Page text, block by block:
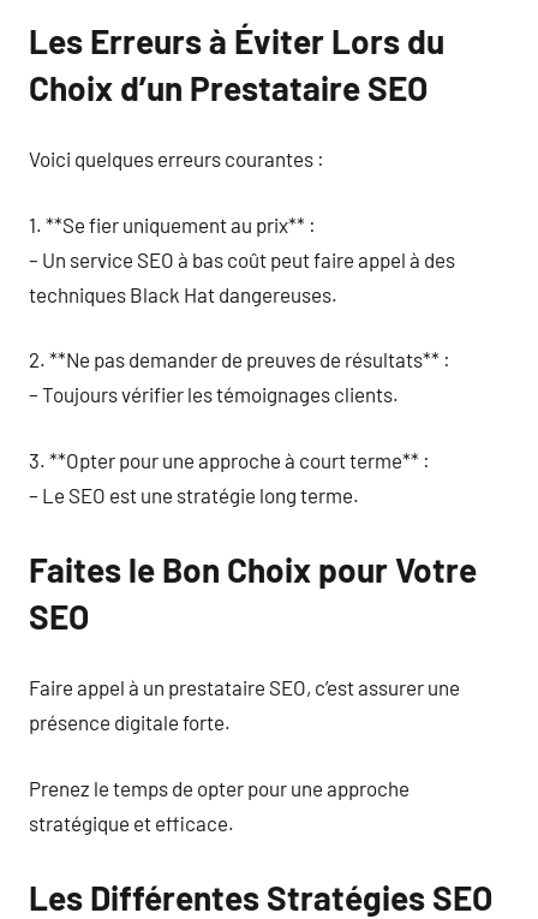
Les Erreurs à Éviter Lors du
Choix d’un Prestataire SEO
Voici quelques erreurs courantes :
1. **Se fier uniquement au prix** :
– Un service SEO à bas coût peut faire appel à des
techniques Black Hat dangereuses.
2. **Ne pas demander de preuves de résultats** :
– Toujours vérifier les témoignages clients.
3. **Opter pour une approche à court terme** :
– Le SEO est une stratégie long terme.
Faites le Bon Choix pour Votre
SEO
Faire appel à un prestataire SEO, c’est assurer une
présence digitale forte.
Prenez le temps de opter pour une approche
stratégique et efficace.
Les Différentes Stratégies SEO